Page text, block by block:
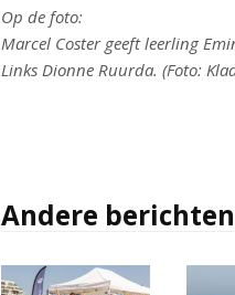
Op de foto:
Marcel Coster geeft leerling
Links Dionne Ruurda. (Foto:
Andere berichten